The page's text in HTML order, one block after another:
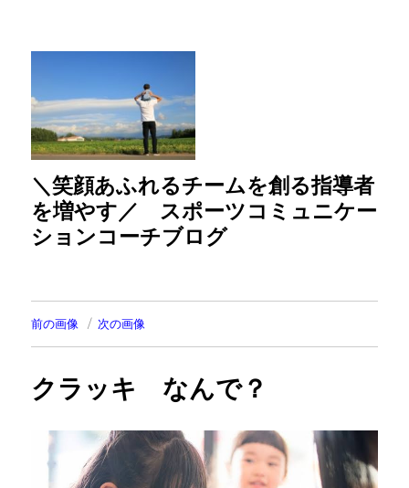
＼笑顔あふれるチームを創る指導者
を増やす／ スポーツコミュニケー
ションコーチブログ
前の画像 次の画像
クラッキ なんで？